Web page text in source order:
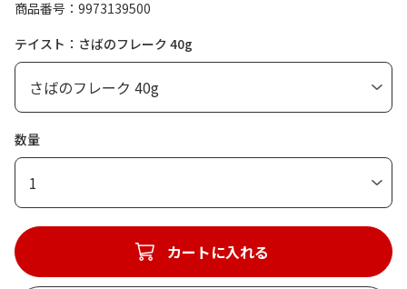
商品番号
9973139500
テイスト：さばのフレーク 40g
数量
1
カートに入れる